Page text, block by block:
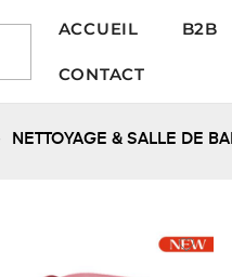
ACCUEIL B2B
CONTACT
NETTOYAGE & SALLE DE